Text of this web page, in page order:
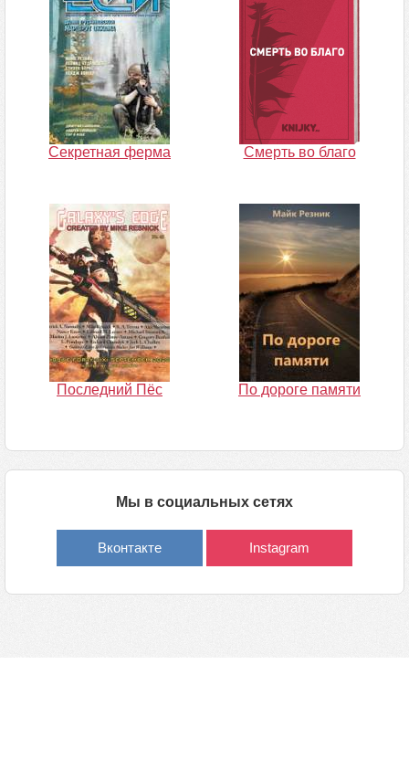
Секретная ферма Смерть во благо
Последний Пёс По дороге памяти
Мы в социальных сетях
Вконтакте Instagram